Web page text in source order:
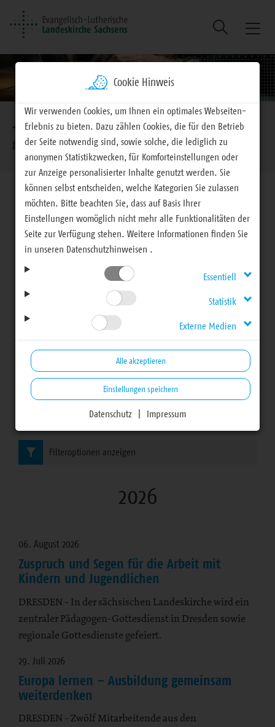
Suche
Brotkrumennavigation
EVLKS - engagiert Mitteilungen
Mitteilungen
für Haupt- und Ehrenamtliche
Mitteilungen
Mitteilungen für
Haupt- und
Ehrenamtliche
Bereich
2026
06. August 2026
Zuspruch und Segen für die Arbeit mit
Kindern und Jugendlichen
DRESDEN - In der sächsischen Landeskirche wird ein
zentraler Pädagogen-Gottesdienst in Dresden sowie
regionale Gottesdienste gefeiert.
29. Juli 2026
Europa lernen – Ausbildung gemeinsam
weiterdenken
DRESDEN - Zwölf Mitarbeitende aus den
Filteroptionen anzeigen
Cookie Hinweis
Wir verwenden Cookies, um Ihnen ein optimales Webseiten-
Erlebnis zu bieten. Dazu zählen Cookies, die für den Betrieb
der Seite notwendig sind, sowie solche, die lediglich zu
anonymen Statistikzwecken, für Komforteinstellungen oder
zur Anzeige personalisierter Inhalte genutzt werden. Sie
können selbst entscheiden, welche Kategorien Sie zulassen
möchten. Bitte beachten Sie, dass auf Basis Ihrer
Einstellungen womöglich nicht mehr alle Funktionalitäten der
Seite zur Verfügung stehen. Weitere Informationen finden Sie
in unseren Datenschutzhinweisen .
Essentiell
Statistik
Externe Medien
Alle akzeptieren
Einstellungen speichern
Datenschutz Impressum